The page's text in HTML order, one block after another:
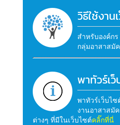
วิธีใช้งาน
สำหรับองค์ก
กลุ่มอาสาสมั
พาทัวร์เ
พาทัวร์เว็บไ
งานอาสาสมั
ต่างๆ ที่มีในเว็บไซต์คลิ๊กที่นี่